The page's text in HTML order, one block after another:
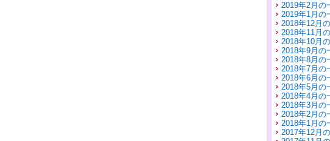
2019年2月の
2019年1月の
2018年12月
2018年11月
2018年10月
2018年9月の
2018年8月の
2018年7月の
2018年6月の
2018年5月の
2018年4月の
2018年3月の
2018年2月の
2018年1月の
2017年12月